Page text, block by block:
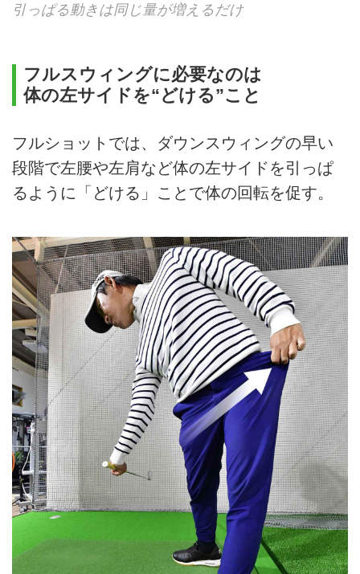
引っぱる動きは同じ量が増えるだけ
フルスウィングに必要なのは
体の左サイドを“どける”こと
フルショットでは、ダウンスウィングの早い
段階で左腰や左肩など体の左サイドを引っぱ
るように「どける」ことで体の回転を促す。